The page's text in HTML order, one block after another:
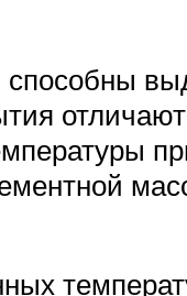
способны